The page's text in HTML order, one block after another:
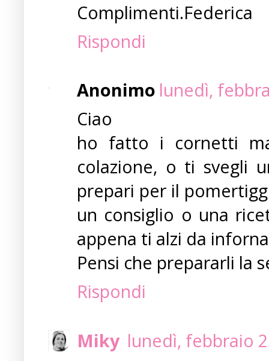
Complimenti.Federica
Rispondi
Anonimo lunedì,
Ciao
ho fatto i cornetti
colazione, o ti svegli
prepari per il
un consiglio o una
appena ti alzi da
Pensi che prepararli la
Rispondi
Miky lunedì, febbraio